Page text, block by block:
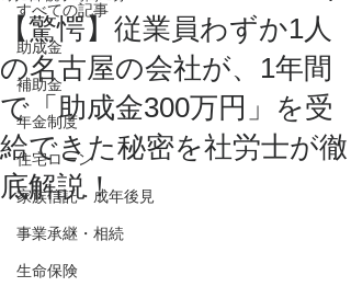
すべての記事
助成金
補助金
年金制度
住宅ローン
家族信託・成年後見
事業承継・相続
生命保険
【驚愕】従業員わずか1人
の名古屋の会社が、1年間
で「助成金300万円」を受
給できた秘密を社労士が徹
底解説！